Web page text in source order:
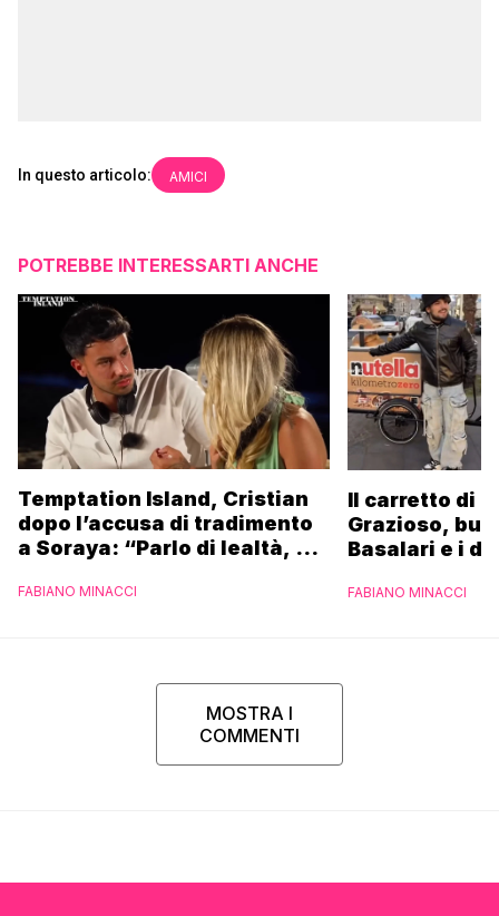
In questo articolo: AMICI
POTREBBE INTERESSARTI ANCHE
Temptation Island, Cristian
dopo l’accusa di tradimento
a Soraya: “Parlo di lealtà, ma
FABIANO MINACCI
Il carretto di
Grazioso,
Basalari e i
Ferrero”
FABIANO MINACCI
MOSTRA I
COMMENTI